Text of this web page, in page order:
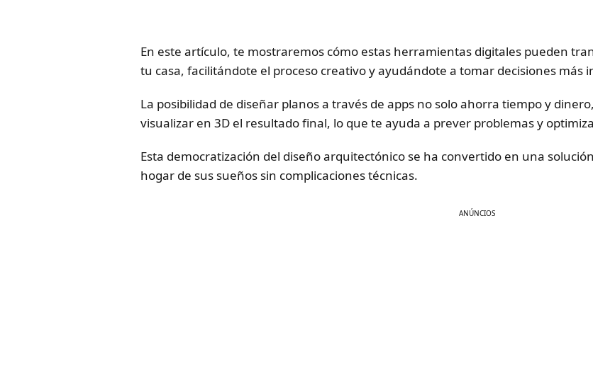
En este artículo, te mostraremos cómo estas herramientas digitales pueden
tu casa, facilitándote el proceso creativo y ayudándote a tomar decisiones más
La posibilidad de diseñar planos a través de apps no solo ahorra tiempo y
visualizar en 3D el resultado final, lo que te ayuda a prever problemas y
Esta democratización del diseño arquitectónico se ha convertido en una
hogar de sus sueños sin complicaciones técnicas.
ANÚNCIOS